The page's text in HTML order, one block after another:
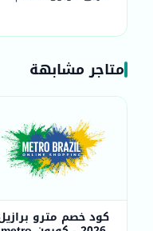
متاجر مشابهة
كود خصم مترو